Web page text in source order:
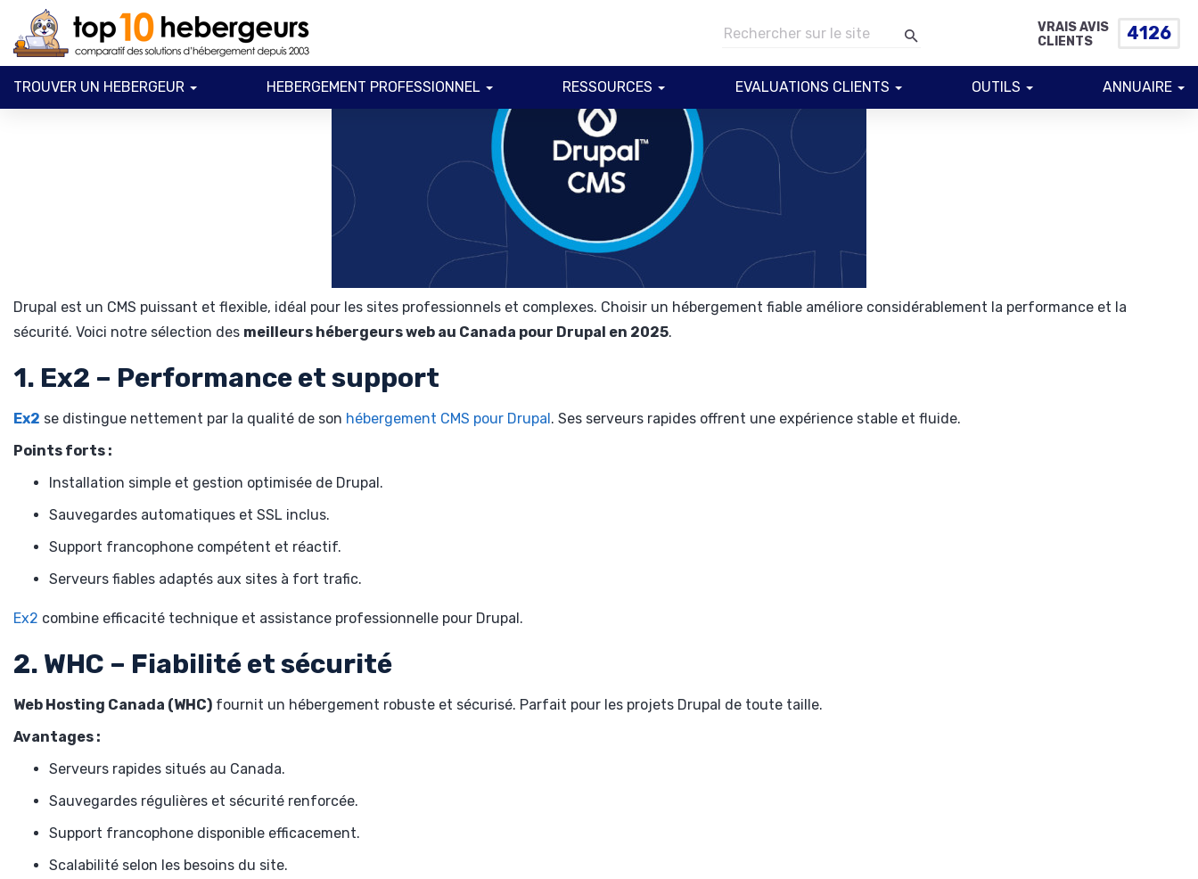
VRAIS AVIS
CLIENTS
4126
TROUVER UN HEBERGEUR HEBERGEMENT PROFESSIONNEL RESSOURCES EVALUATIONS CLIENTS OUTILS ANNUAIRE
Drupal est un CMS puissant et flexible, idéal pour les sites professionnels et complexes. Choisir un hébergement fiable améliore considérablement la performance et la
sécurité. Voici notre sélection des meilleurs hébergeurs web au Canada pour Drupal en 2025.
1. Ex2 – Performance et support
Ex2 se distingue nettement par la qualité de son hébergement CMS pour Drupal. Ses serveurs rapides offrent une expérience stable et fluide.
Points forts :
Installation simple et gestion optimisée de Drupal.
Sauvegardes automatiques et SSL inclus.
Support francophone compétent et réactif.
Serveurs fiables adaptés aux sites à fort trafic.
Ex2 combine efficacité technique et assistance professionnelle pour Drupal.
2. WHC – Fiabilité et sécurité
Web Hosting Canada (WHC) fournit un hébergement robuste et sécurisé. Parfait pour les projets Drupal de toute taille.
Avantages :
Serveurs rapides situés au Canada.
Sauvegardes régulières et sécurité renforcée.
Support francophone disponible efficacement.
Scalabilité selon les besoins du site.